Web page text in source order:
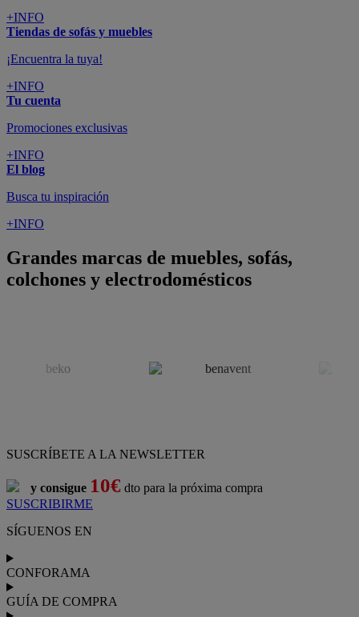
+INFO
Tiendas de sofás y muebles
¡Encuentra la tuya!
+INFO
Tu cuenta
Promociones exclusivas
+INFO
El blog
Busca tu inspiración
+INFO
Grandes marcas de muebles, sofás,
colchones y electrodomésticos
SUSCRÍBETE A LA NEWSLETTER
y consigue 10€ dto para la próxima compra
SUSCRIBIRME
SÍGUENOS EN
CONFORAMA
GUÍA DE COMPRA